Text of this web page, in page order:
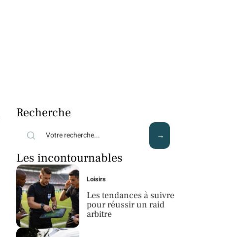
Recherche
Les incontournables
Loisirs
Les tendances à suivre
pour réussir un raid
arbitre